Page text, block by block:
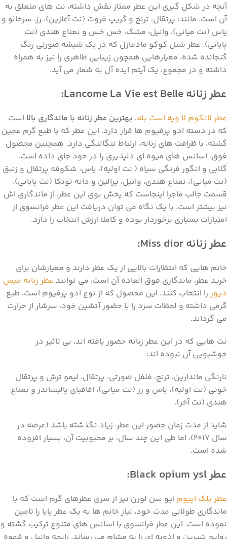
آنچه در شکل گیری این عطر ممتاز نقش داشته، نت های متعلق به
آن است. مانند: پرتقال، ترنج و گریپ فروت (نت آغازین)، رز، سرخالو و
یاس (نت میانی)، وانیل، مشک، خس خس و نعناع هندی (نت
پایانی). عطر شنل کوکو مادمازل که در یک شیشه صورتی رنگ
گنجانده شده، معیارهایی همچون زیبایی ظاهری را نیز به همراه
داشته و در مجموع، یک آیتم ایده آل به شمار می آید.
عطر زنانهLancome La Vie est Belle
:
عطر لانکوم لا ویه است بله، بهترین عطر زنانه با ماندگاری بالا است
که در دسته ادو پرفیوم ها قرار دارد. این عطر که با طبع گرم عجین
گشته، با ظرافت های زنانه، ارتباط تنگاتنگی دارد. همچنین محصول
فوق، اسانس های میوه ای دلپذیری را در خود جای داده است.
گلابی و انگور فرنگی سیاه ( نت اولیه)، یاس، شکوفه پرتقال و زنبق
(نت میانی)، نعناع هندی، وانیل، پرالین و دانه توتکا (نت پایانی).
قسمت جالب ماجرا اینجاست که پخش بوی این عطر، از ماندگاری اش
نیز بیشتر است. با یک نگاه می توان دریافت این عطر فرانسوی از
امتیازات بسیاری برخوردار بوده و کاملا ارزش انتخاب را دارد.
عطر زنانهMiss dior
:
خانم هایی که انتظارات بالایی از یک عطر دارند و معیارشان برای
خرید عطر، ماندگاری فوق العاده آن است، می توانند عطر زنانه میس
دیور را انتخاب کنند. این محصول که از نوع ادو پرفیوم است، طبع
گرمی داشته و لحظات سرد را با حضور آتشین خود، سرشار از حرارت
می گرداند.
نت هایی که در این عطر زنانه حضور یافته اند، بی تاثیر در
خوشبویی آن نبوده اند:
نارنگی ماندارین، ترنج، فلفل صورتی، پرتقال، لیمو ترش و پرتقال
خونی (نت اولیه)، یاس و رز (نت میانی)، اقاقیای پالیساندر و نعناع
هندی (نت آخر).
شاید از مدت زمان حضور این عطر، زیاد نگذشته باشد (عرضه در
سال 2017)، اما طی این چند سال، بر محبوبیت آن، بسیار افزوده
شده است.
عطرBlack opium ysl
:
عطر بلک اپیوم ایو سن لورن نیز از سری عطرهای گرم است که با
ماندگاری طولانی مدت خود، نیاز خانم ها به یک عطر پایا را تامین
نموده است. این عطر فرانسوی با اسانس های متنوع ترکیب گشته و